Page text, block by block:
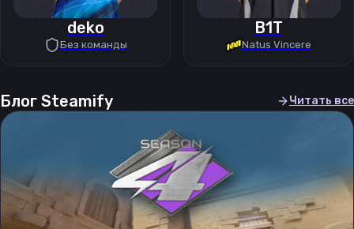
deko
Без команды
B1T
Natus Vincere
Блог Steamify Читать все